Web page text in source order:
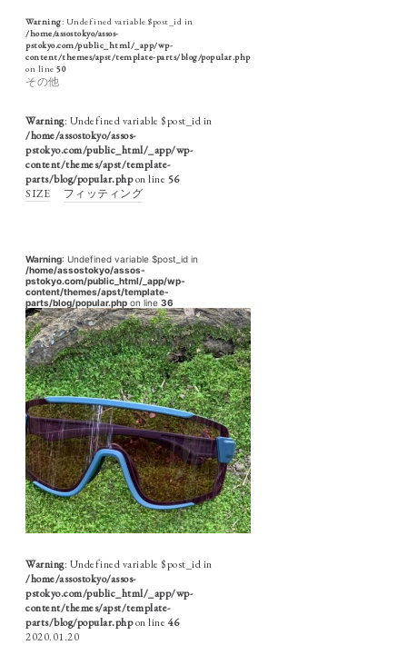
Warning: Undefined variable $post_id in
/home/assostokyo/assos-
pstokyo.com/public_html/_app/wp-
content/themes/apst/template-parts/blog/popular.php
on line 50
その他
Warning: Undefined variable $post_id in
/home/assostokyo/assos-
pstokyo.com/public_html/_app/wp-
content/themes/apst/template-
parts/blog/popular.phpon line 56
SIZE
フィッティング
Warning: Undefined variable $post_id in
/home/assostokyo/assos-
pstokyo.com/public_html/_app/wp-
content/themes/apst/template-
parts/blog/popular.php on line 36
Warning: Undefined variable $post_id in
/home/assostokyo/assos-
pstokyo.com/public_html/_app/wp-
content/themes/apst/template-
parts/blog/popular.phpon line 46
2020.01.20